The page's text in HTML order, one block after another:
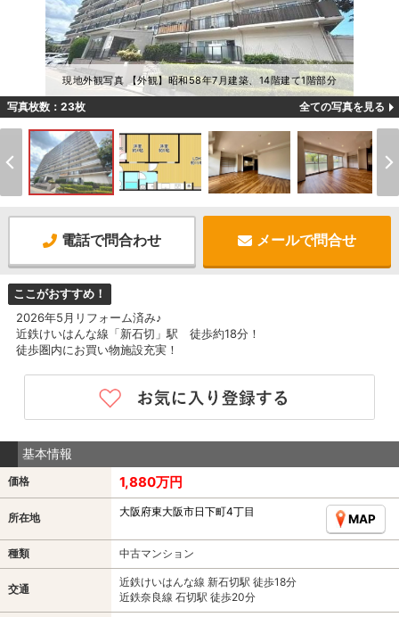
現地外観写真 【外観】昭和58年7月建築、14階建て1階部分
写真枚数：23枚 全ての写真を見る
電話で問合わせ メールで問合せ
ここがおすすめ！
2026年5月リフォーム済み♪
近鉄けいはんな線「新石切」駅 徒歩約18分！
徒歩圏内にお買い物施設充実！
基本情報
価格 1,880万円
所在地 大阪府東大阪市日下町4丁目
MAP
種類 中古マンション
交通
近鉄けいはんな線 新石切駅 徒歩18分
近鉄奈良線 石切駅 徒歩20分